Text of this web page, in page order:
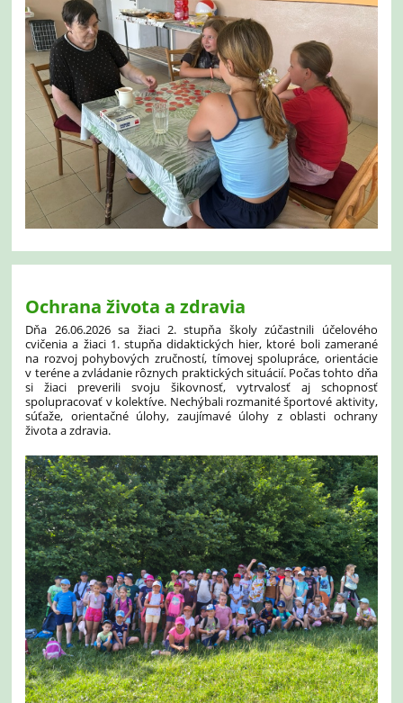
Ochrana života a zdravia
Dňa 26.06.2026 sa žiaci 2. stupňa školy zúčastnili účelového
cvičenia a žiaci 1. stupňa didaktických hier, ktoré boli zamerané
na rozvoj pohybových zručností, tímovej spolupráce, orientácie
v teréne a zvládanie rôznych praktických situácií. Počas tohto dňa
si žiaci preverili svoju šikovnosť, vytrvalosť aj schopnosť
spolupracovať v kolektíve. Nechýbali rozmanité športové aktivity,
súťaže, orientačné úlohy, zaujímavé úlohy z oblasti ochrany
života a zdravia.